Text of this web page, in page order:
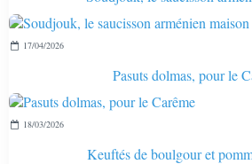
17/04/2026
Pasuts dolmas, pour le
18/03/2026
Keuftés de boulgour et